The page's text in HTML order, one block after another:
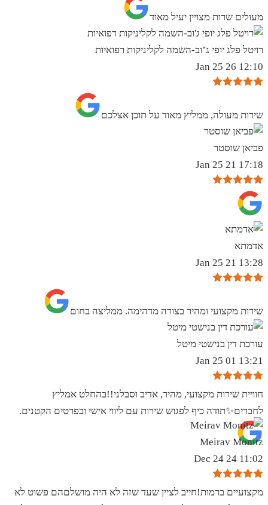
מעולים שרות מצויין יעיל מאוד
רויטל פלג יופי ג’וב-השמה לקליניקות רפואיות
12:10 26 Jan 25
שירות מעולה, ממליץ מאוד על תוכן אצלכם
פביאן שוסטר
17:18 21 Jan 25
אדמתא
13:28 21 Jan 25
שירות מקצועי ומהיר בצורה מדהימה. ממליצה בחום
עורכת דין בנישטי מיטל
13:21 01 Jan 25
חוויית שירות מקצועי, מהיר, אדיב וסבלני!!בהחלט אמליץ
לחברים✨️תודה כיף לפגוש שירות עם ליווי אישי ובפרטים הקטנים.
Meirav Monitz
11:02 24 Dec 24
מקצועיים ברמות!חייב לציין שעד שזה לא היה מושלםהם פשוט לא